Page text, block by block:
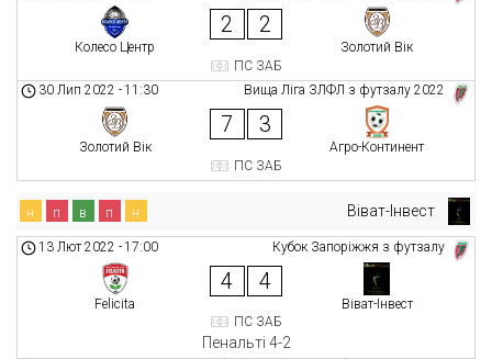
Колесо Центр
2 2
Золотий Вік
ПС ЗАБ
Вища Ліга ЗЛФЛ з футзалу 2022
30 Лип 2022 -11:30
Золотий Вік
7 3
Агро-Континент
ПС ЗАБ
Віват-Інвест
н п в п н
Кубок Запоріжжя з футзалу
13 Лют 2022 -17:00
Felicita
4 4
Віват-Інвест
ПС ЗАБ
Пенальті 4-2